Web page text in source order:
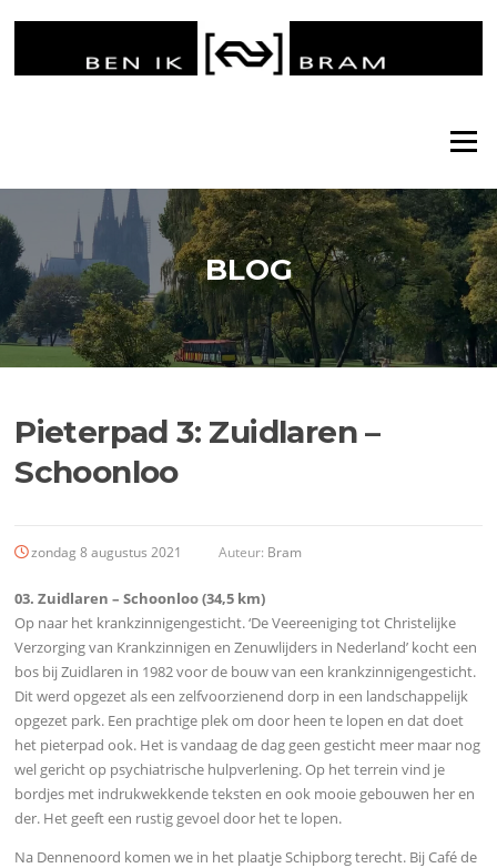
Menu
BLOG
Pieterpad 3: Zuidlaren –
Schoonloo
zondag 8 augustus 2021 Auteur: Bram
03. Zuidlaren – Schoonloo (34,5 km)
Op naar het krankzinnigengesticht. ‘De Veereeniging tot Christelijke
Verzorging van Krankzinnigen en Zenuwlijders in Nederland’ kocht een
bos bij Zuidlaren in 1982 voor de bouw van een krankzinnigengesticht.
Dit werd opgezet als een zelfvoorzienend dorp in een landschappelijk
opgezet park. Een prachtige plek om door heen te lopen en dat doet
het pieterpad ook. Het is vandaag de dag geen gesticht meer maar nog
wel gericht op psychiatrische hulpverlening. Op het terrein vind je
bordjes met indrukwekkende teksten en ook mooie gebouwen her en
der. Het geeft een rustig gevoel door het te lopen.
Na Dennenoord komen we in het plaatje Schipborg terecht. Bij Café de